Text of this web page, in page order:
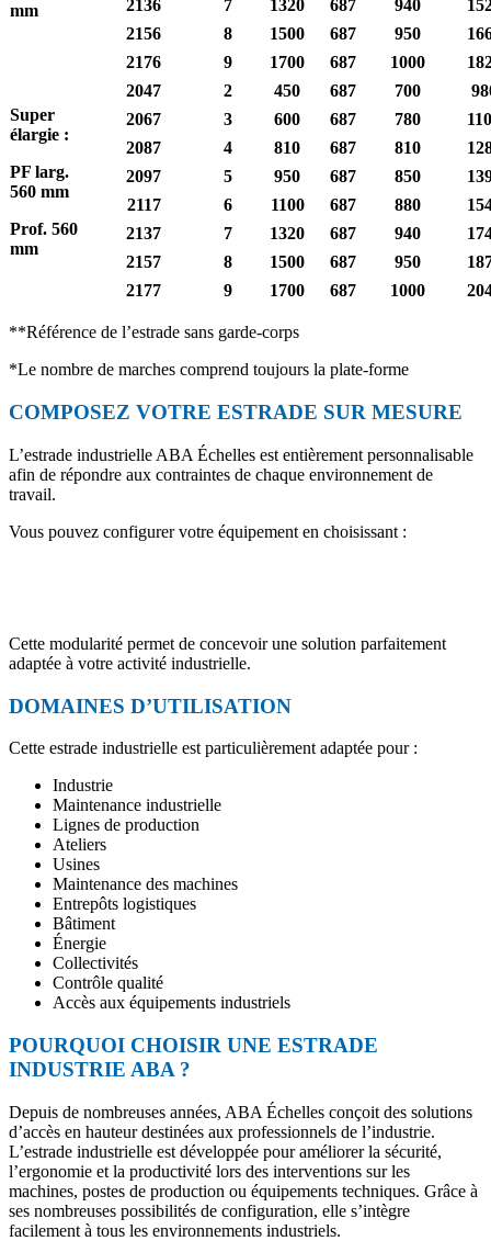
mm
2136 7 1320 687 940
2156
8 1500 687 950
2176
9 1700 687 1000
Super
élargie :
PF larg.
560 mm
Prof. 560
mm
2047 2 450 687 700
2067
3 600 687 780
2087
4 810 687 810
2097
5 950 687 850
2117
6 1100 687 880
2137
7 1320 687 940
2157
8 1500 687 950
2177
9 1700 687 1000
**Référence de l’estrade sans garde-corps
*Le nombre de marches comprend toujours la plate-forme
COMPOSEZ VOTRE ESTRADE SUR MESURE
L’estrade industrielle ABA Échelles est entièrement personnalisable
afin de répondre aux contraintes de chaque environnement de
travail.
Vous pouvez configurer votre équipement en choisissant :
Cette modularité permet de concevoir une solution parfaitement
adaptée à votre activité industrielle.
DOMAINES D’UTILISATION
Cette estrade industrielle est particulièrement adaptée pour :
Industrie
Maintenance industrielle
Lignes de production
Ateliers
Usines
Maintenance des machines
Entrepôts logistiques
Bâtiment
Énergie
Collectivités
Contrôle qualité
Accès aux équipements industriels
POURQUOI CHOISIR UNE ESTRADE
INDUSTRIE ABA ?
Depuis de nombreuses années, ABA Échelles conçoit des solutions
d’accès en hauteur destinées aux professionnels de l’industrie.
L’estrade industrielle est développée pour améliorer la sécurité,
l’ergonomie et la productivité lors des interventions sur les
machines, postes de production ou équipements techniques. Grâce à
ses nombreuses possibilités de configuration, elle s’intègre
facilement à tous les environnements industriels.